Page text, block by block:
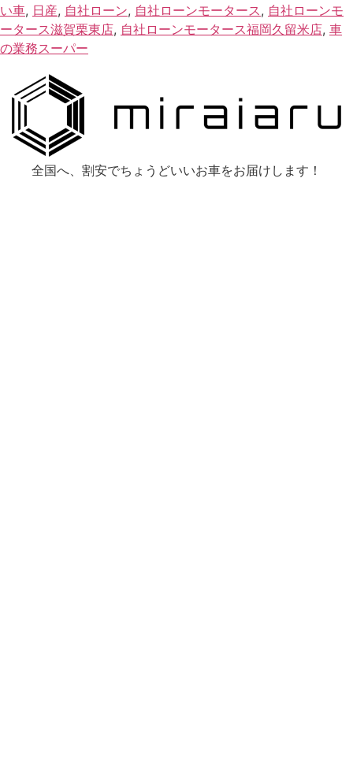
い車, 日産, 自社ローン, 自社ローンモータース, 自社ローンモ
ータース滋賀栗東店, 自社ローンモータース福岡久留米店, 車
の業務スーパー
全国へ、割安でちょうどいいお車をお届けします！